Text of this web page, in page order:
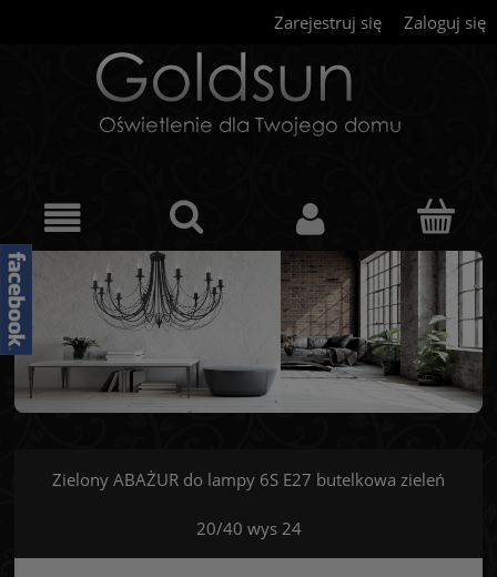
Zarejestruj się Zaloguj się
Zielony ABAŻUR do lampy 6S E27 butelkowa zieleń
20/40 wys 24